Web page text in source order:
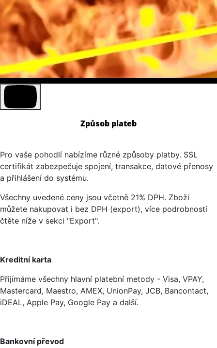
Způsob plateb
Pro vaše pohodlí nabízíme různé způsoby platby. SSL
certifikát zabezpečuje spojení, transakce, datové přenosy
a přihlášení do systému.
Všechny uvedené ceny jsou včetně 21% DPH. Zboží
můžete nakupovat i bez DPH (export), více podrobností
čtěte níže v sekci "Export".
Kreditní karta
Přijímáme všechny hlavní platební metody - Visa, VPAY,
Mastercard, Maestro, AMEX, UnionPay, JCB, Bancontact,
iDEAL, Apple Pay, Google Pay a další.
Bankovní převod